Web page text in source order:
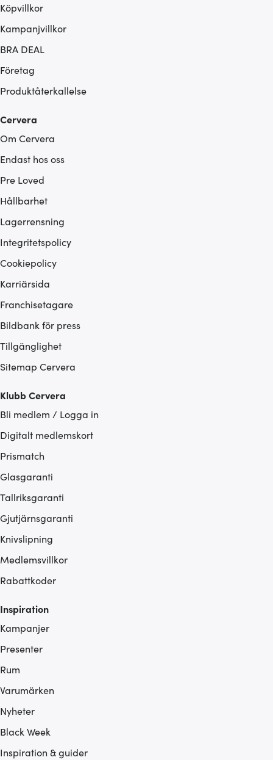
Köpvillkor
Kampanjvillkor
BRA DEAL
Företag
Produktåterkallelse
Cervera
Om Cervera
Endast hos oss
Pre Loved
Hållbarhet
Lagerrensning
Integritetspolicy
Cookiepolicy
Karriärsida
Franchisetagare
Bildbank för press
Tillgänglighet
Sitemap Cervera
Klubb Cervera
Bli medlem / Logga in
Digitalt medlemskort
Prismatch
Glasgaranti
Tallriksgaranti
Gjutjärnsgaranti
Knivslipning
Medlemsvillkor
Rabattkoder
Inspiration
Kampanjer
Presenter
Rum
Varumärken
Nyheter
Black Week
Inspiration & guider